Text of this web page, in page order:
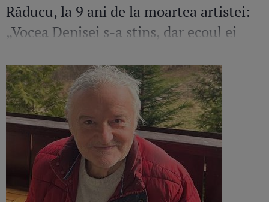
Răducu, la 9 ani de la moartea artistei:
„Vocea Denisei s-a stins, dar ecoul ei